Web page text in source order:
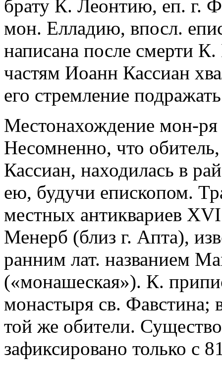
брату К. Леонтию, еп.
мон. Елладию, впосл.
написана после смерти
частям Иоанн Кассиан
его стремление
Местонахождение мон-ря
Несомненно, что
Кассиан, находилась в
ею, будучи епископом.
местных антиквариев
Менерб (близ г. Апта),
ранним лат. названием
(«монашеская»). К.
монастыря св. Фавстина;
той же обители.
зафиксировано только с